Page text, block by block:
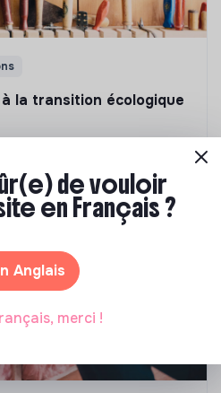
la transition écologique
de vouloir
en Français ?
Anglais
merci !